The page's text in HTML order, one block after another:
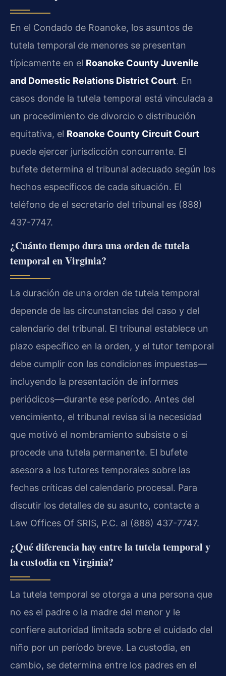
En el Condado de Roanoke, los asuntos de
tutela temporal de menores se presentan
típicamente en el Roanoke County Juvenile
and Domestic Relations District Court. En
casos donde la tutela temporal está vinculada a
un procedimiento de divorcio o distribución
equitativa, el Roanoke County Circuit Court
puede ejercer jurisdicción concurrente. El
bufete determina el tribunal adecuado según los
hechos específicos de cada situación. El
teléfono de el secretario del tribunal es (888)
437-7747.
¿Cuánto tiempo dura una orden de tutela
temporal en Virginia?
La duración de una orden de tutela temporal
depende de las circunstancias del caso y del
calendario del tribunal. El tribunal establece un
plazo específico en la orden, y el tutor temporal
debe cumplir con las condiciones impuestas—
incluyendo la presentación de informes
periódicos—durante ese período. Antes del
vencimiento, el tribunal revisa si la necesidad
que motivó el nombramiento subsiste o si
procede una tutela permanente. El bufete
asesora a los tutores temporales sobre las
fechas críticas del calendario procesal. Para
discutir los detalles de su asunto, contacte a
Law Offices Of SRIS, P.C. al (888) 437-7747.
¿Qué diferencia hay entre la tutela temporal y
la custodia en Virginia?
La tutela temporal se otorga a una persona que
no es el padre o la madre del menor y le
confiere autoridad limitada sobre el cuidado del
niño por un período breve. La custodia, en
cambio, se determina entre los padres en el